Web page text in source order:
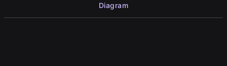
Diagram